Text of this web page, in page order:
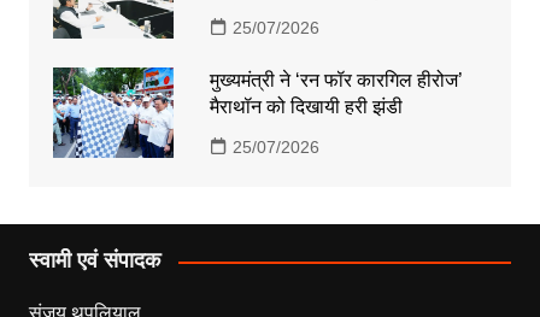
25/07/2026
मुख्यमंत्री ने ‘रन फॉर कारगिल हीरोज’
मैराथॉन को दिखायी हरी झंडी
25/07/2026
स्वामी एवं संपादक
संजय थपलियाल